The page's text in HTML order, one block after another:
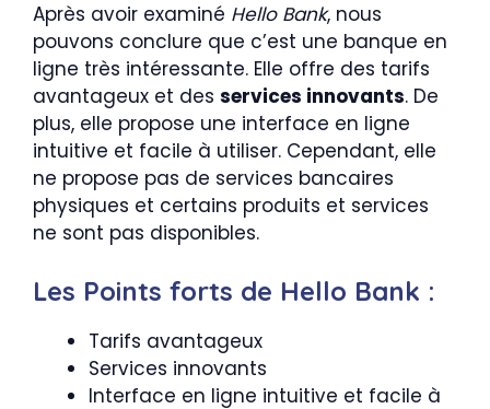
Après avoir examiné Hello Bank, nous
pouvons conclure que c’est une banque en
ligne très intéressante. Elle offre des tarifs
avantageux et des services innovants. De
plus, elle propose une interface en ligne
intuitive et facile à utiliser. Cependant, elle
ne propose pas de services bancaires
physiques et certains produits et services
ne sont pas disponibles.
Les Points forts de Hello Bank :
Tarifs avantageux
Services innovants
Interface en ligne intuitive et facile à